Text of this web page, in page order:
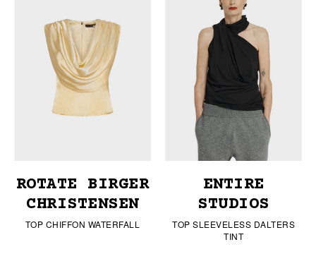
ROTATE BIRGER
CHRISTENSEN
TOP CHIFFON WATERFALL
ENTIRE
STUDIOS
TOP SLEEVELESS DALTERS
TINT